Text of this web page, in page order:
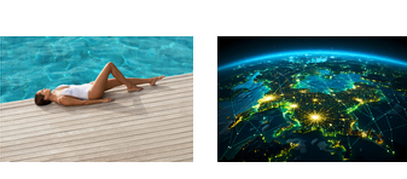
подлете к Москве
08:42
Силы ПВО сбили почти
400 БПЛА над российскими
регионами